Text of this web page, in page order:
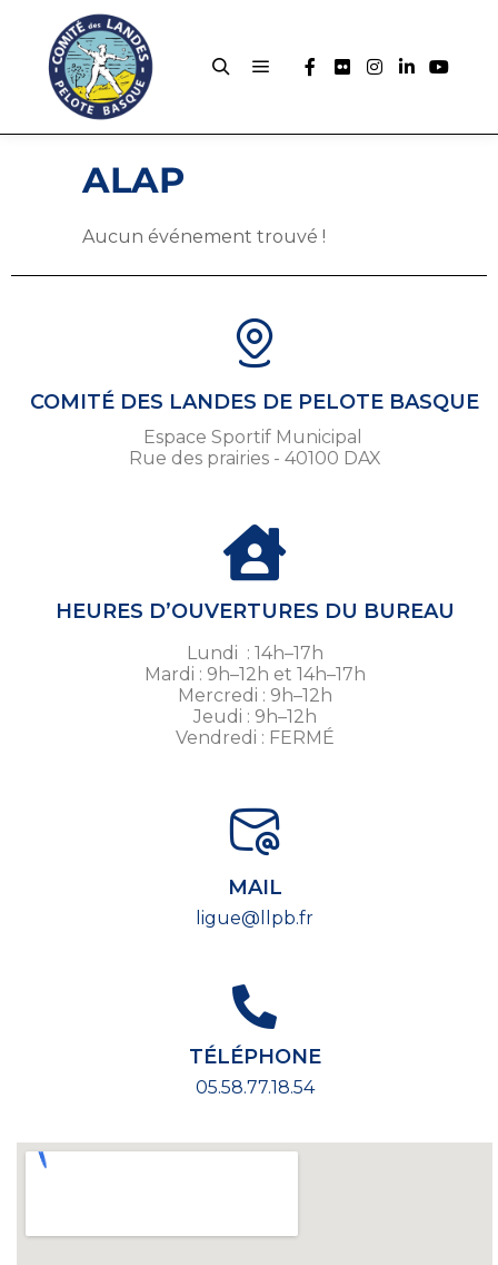
ALAP
Aucun événement trouvé !
COMITÉ DES LANDES DE PELOTE BASQUE
Espace Sportif Municipal
Rue des prairies - 40100 DAX
HEURES D’OUVERTURES DU BUREAU
Lundi : 14h–17h
Mardi : 9h–12h et 14h–17h
Mercredi : 9h–12h
Jeudi : 9h–12h
Vendredi : FERMÉ
MAIL
ligue@llpb.fr
TÉLÉPHONE
05.58.77.18.54